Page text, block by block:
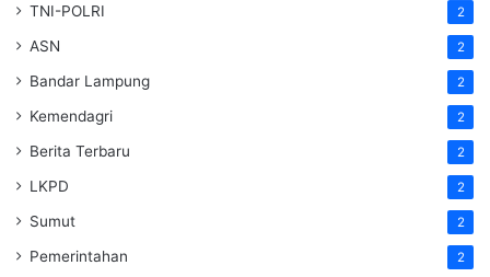
TNI-POLRI 2
ASN 2
Bandar Lampung 2
Kemendagri 2
Berita Terbaru 2
LKPD 2
Sumut 2
Pemerintahan 2